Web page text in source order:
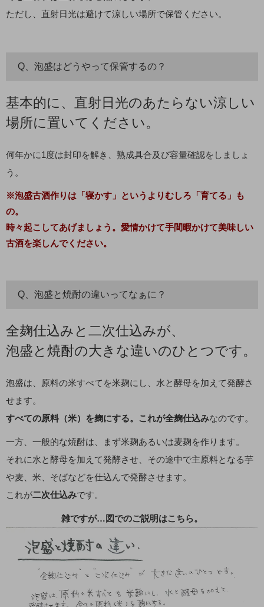
ただし、直射日光は避けて涼しい場所で保管ください。
Q、泡盛はどうやって保管するの？
基本的に、直射日光のあたらない涼しい
場所に置いてください。
何年かに1度は封印を解き、熟成具合及び容量確認をしましょ
う。
※泡盛古酒作りは「寝かす」というよりむしろ「育てる」も
の。
時々起こしてあげましょう。愛情かけて手間暇かけて美味しい
古酒を楽しんでください。
Q、泡盛と焼酎の違いってなぁに？
全麹仕込みと二次仕込みが、
泡盛と焼酎の大きな違いのひとつです。
泡盛は、原料の米すべてを米麹にし、水と酵母を加えて発酵さ
せます。
すべての原料（米）を麹にする。これが全麹仕込みなのです。
一方、一般的な焼酎は、まず米麹あるいは麦麹を作ります。
それに水と酵母を加えて発酵させ、その途中で主原料となる芋
や麦、米、そばなどを仕込んで発酵させます。
これが二次仕込みです。
雑ですが…図でのご説明はこちら。